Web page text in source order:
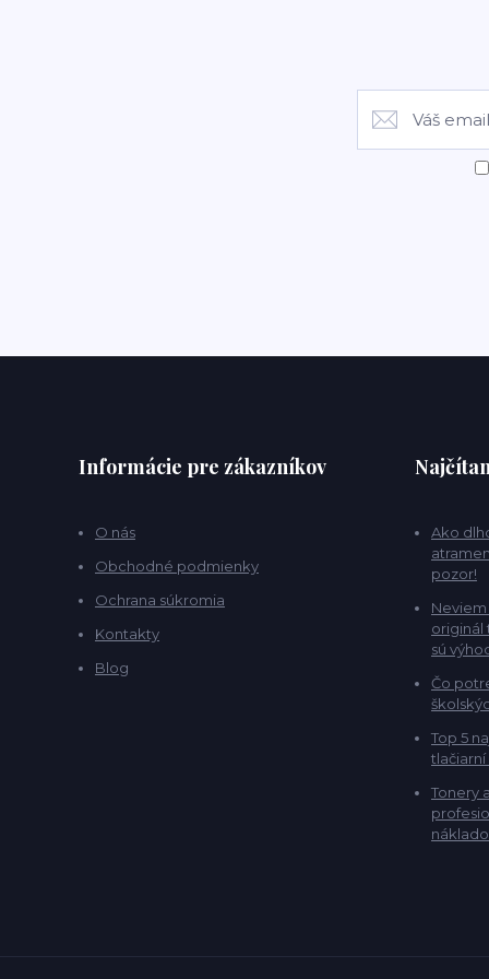
Informácie pre zákazníkov
O nás
Obchodné podmienky
Ochrana súkromia
Kontakty
Blog
Ako
pozor!
originál
sú
Čo
Top 5
Tonery